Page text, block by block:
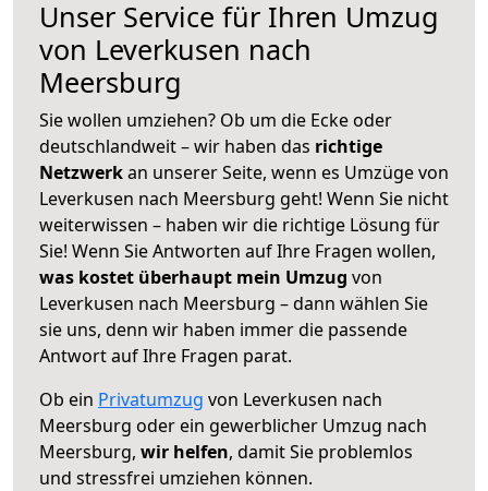
Unser Service für Ihren Umzug
von Leverkusen nach
Meersburg
Sie wollen umziehen? Ob um die Ecke oder
deutschlandweit – wir haben das richtige
Netzwerkan unserer Seite, wenn es Umzüge von
Leverkusen nach Meersburg geht! Wenn Sie nicht
weiterwissen – haben wir die richtige Lösung für
Sie! Wenn Sie Antworten auf Ihre Fragen wollen,
was kostet überhaupt mein Umzug von
Leverkusen nach Meersburg – dann wählen Sie
sie uns, denn wir haben immer die passende
Antwort auf Ihre Fragen parat.
Ob ein Privatumzug von Leverkusen nach
Meersburg oder ein gewerblicher Umzug nach
Meersburg, wir helfen, damit Sie problemlos
und stressfrei umziehen können.